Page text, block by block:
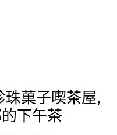
珠菓子喫茶屋,
下午茶